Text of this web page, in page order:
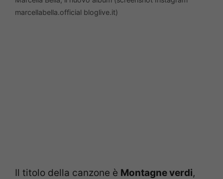
marcellabella.official bloglive.it)
Il titolo della canzone è Montagne verdi,